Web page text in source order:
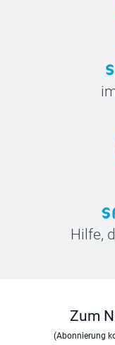
Hilfe,
Zum
(Abonnierung